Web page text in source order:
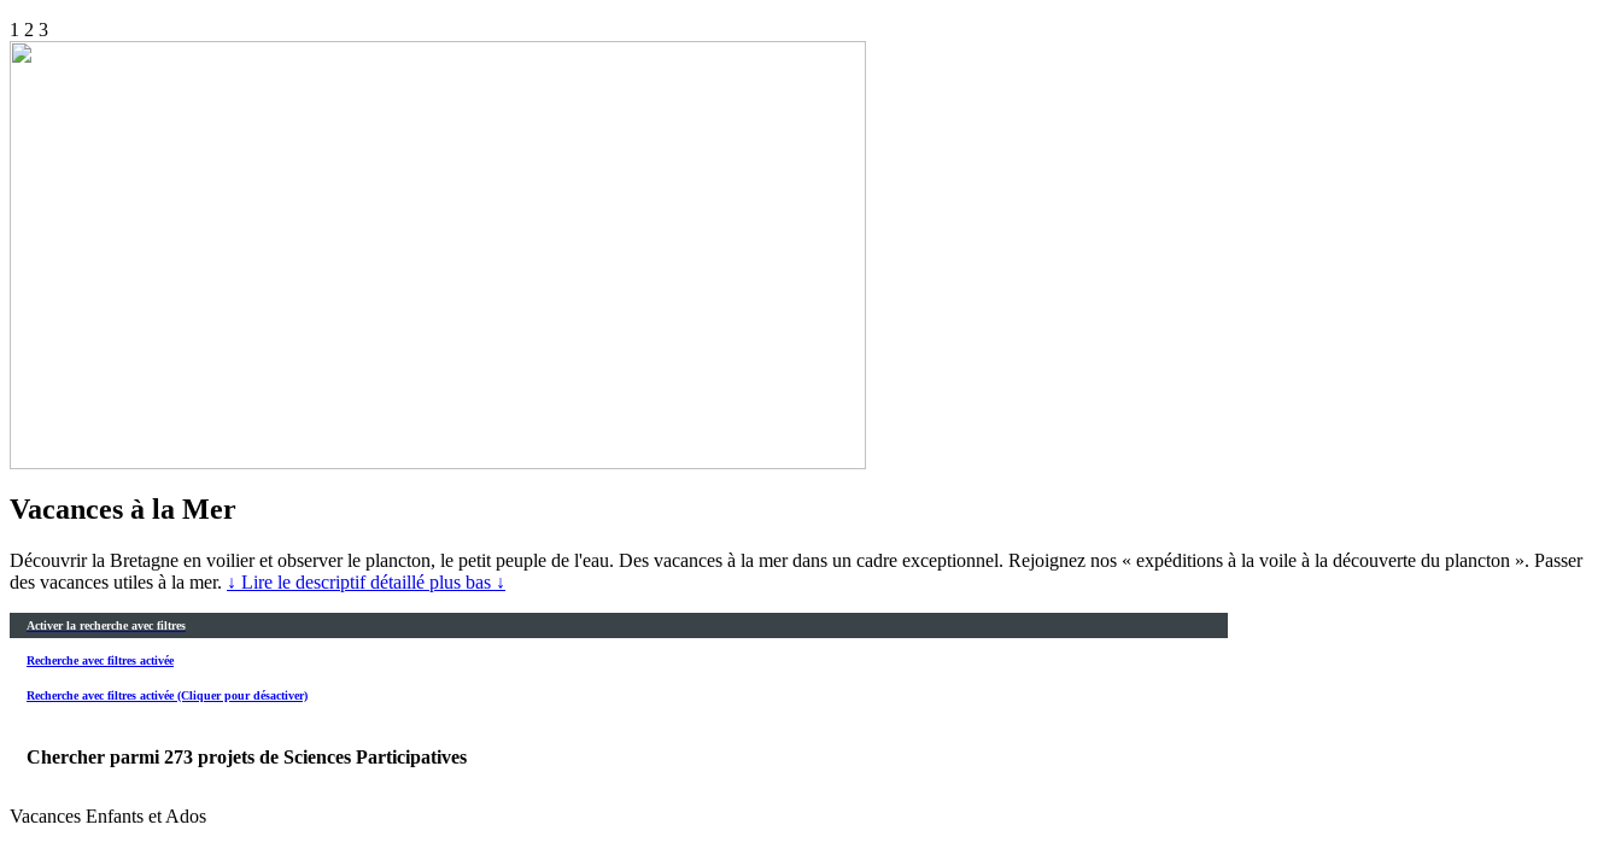
1 2 3
Vacances à la Mer
Découvrir la Bretagne en voilier et observer le plancton, le petit peuple de l'eau. Des vacances à la mer dans un cadre exceptionnel. Rejoignez nos « expéditions à la voile à la découverte du plancton ». Passer
des vacances utiles à la mer. ↓ Lire le descriptif détaillé plus bas ↓
Activer la recherche avec filtres
Recherche avec filtres activée
Recherche avec filtres activée (Cliquer pour désactiver)
Chercher parmi 273 projets de Sciences Participatives
Vacances Enfants et Ados